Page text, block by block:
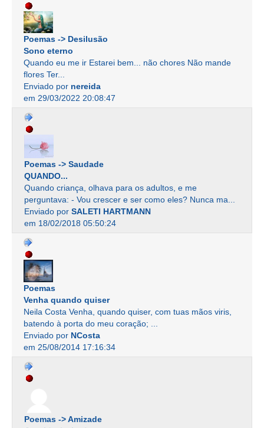
Poemas -> Desilusão
Sono eterno
Quando eu me ir Estarei bem... não chores Não mande
flores Ter...
Enviado por nereida
em 29/03/2022 20:08:47
Poemas -> Saudade
QUANDO...
Quando criança, olhava para os adultos, e me
perguntava: - Vou crescer e ser como eles? Nunca ma...
Enviado por SALETI HARTMANN
em 18/02/2018 05:50:24
Poemas
Venha quando quiser
Neila Costa Venha, quando quiser, com tuas mãos viris,
batendo à porta do meu coração; ...
Enviado por NCosta
em 25/08/2014 17:16:34
Poemas -> Amizade